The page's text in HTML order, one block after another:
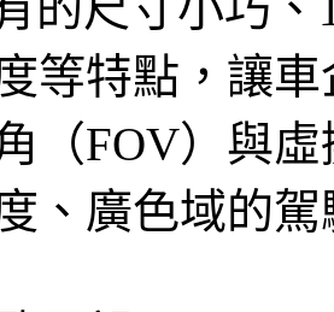
等特點，讓
（FOV）與
、廣色域的